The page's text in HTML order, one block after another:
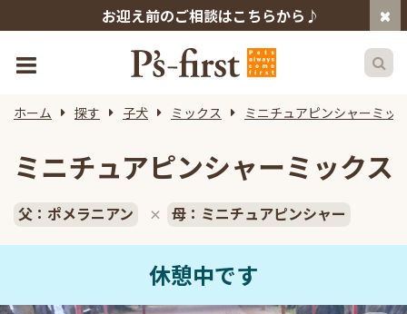
お迎え前のご相談はこちらから♪
ホーム 探す 子犬 ミックス ミニチュアピンシャーミッ
ミニチュアピンシャーミックス
父：ポメラニアン × 母：ミニチュアピンシャー
休憩中です